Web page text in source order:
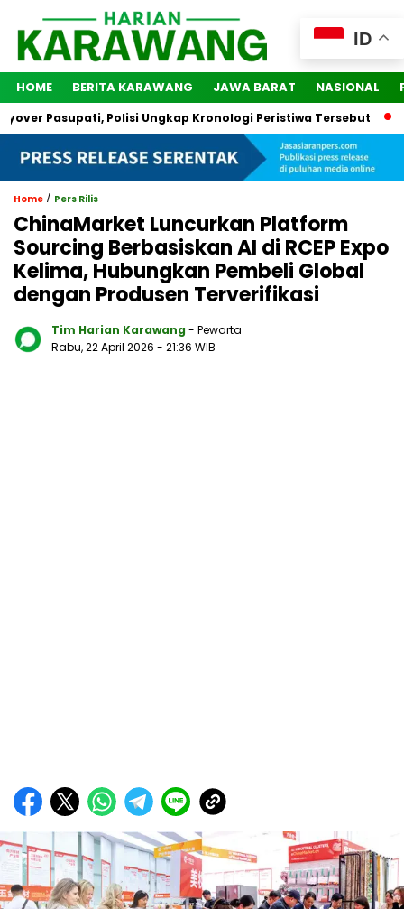
HOME BERITA KARAWANG JAWA BARAT NASIONAL
Pasupati, Polisi Ungkap Kronologi Peristiwa Tersebut 2
Home / Pers Rilis
ChinaMarket Luncurkan Platform
Sourcing Berbasiskan AI di RCEP Expo
Kelima, Hubungkan Pembeli Global
dengan Produsen Terverifikasi
Tim Harian Karawang - Pewarta
Rabu, 22 April 2026 - 21:36 WIB
ID